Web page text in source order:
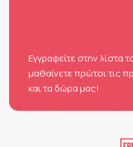
Eγγραφείτε στην λίστα
μαθαίνετε πρώτοι τις
και τα δώρα μας!